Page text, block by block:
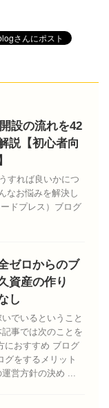
設の流れを42
説【初心者向
すれば良いかにつ
お悩みを解決し
ドプレス）ブログ
ゼロからのブ
資産の作り
し
でいるということ
事では次のことを
におすすめ ブログ
グをするメリット
営方針の決め ...